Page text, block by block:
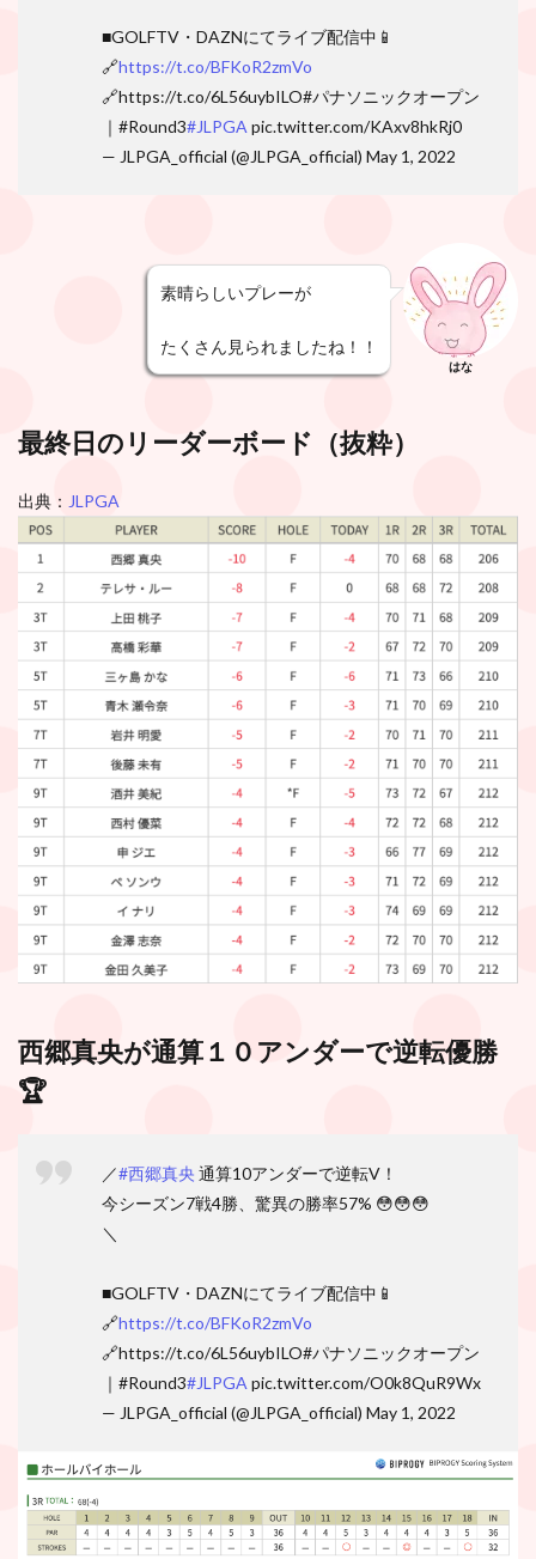
■GOLFTV・DAZNにてライブ配信中📱
🔗https://t.co/BFKoR2zmVo
🔗https://t.co/6L56uybILO#パナソニックオープン
｜#Round3#JLPGA pic.twitter.com/KAxv8hkRj0
— JLPGA_official (@JLPGA_official) May 1, 2022
素晴らしいプレーが
たくさん見られましたね！！
はな
最終日のリーダーボード（抜粋）
出典： JLPGA
西郷真央が通算１０アンダーで逆転優勝
🏆
／#西郷真央 通算10アンダーで逆転V！
今シーズン7戦4勝、驚異の勝率57% 😳😳😳
＼
■GOLFTV・DAZNにてライブ配信中📱
🔗https://t.co/BFKoR2zmVo
🔗https://t.co/6L56uybILO#パナソニックオープン
｜#Round3#JLPGA pic.twitter.com/O0k8QuR9Wx
— JLPGA_official (@JLPGA_official) May 1, 2022